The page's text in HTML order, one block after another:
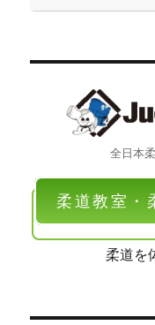
全日本
柔道教室・
柔道を